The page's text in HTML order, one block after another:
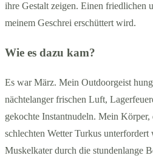
ihre Gestalt zeigen. Einen friedlichen
meinem Geschrei erschüttert wird.
Wie es dazu kam?
Es war März. Mein Outdoorgeist
nächtelanger frischen Luft,
gekochte Instantnudeln. Mein Körper,
schlechten Wetter Turkus unterfordert
Muskelkater durch die stundenlange